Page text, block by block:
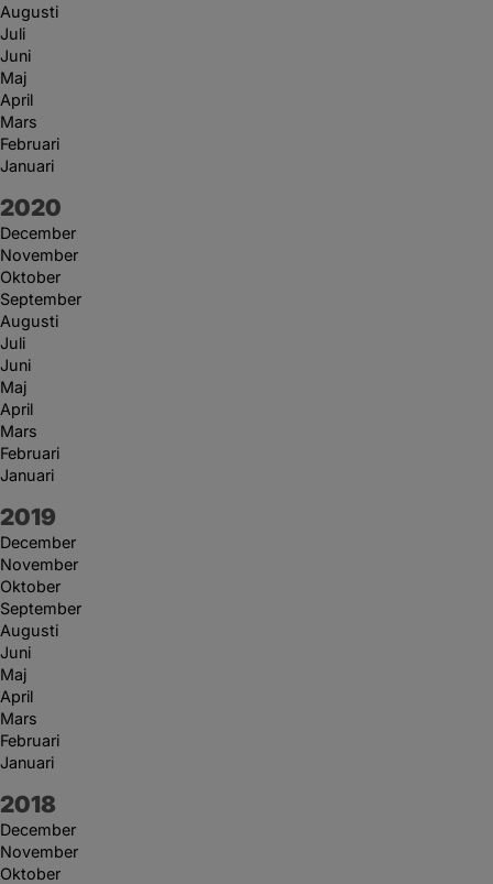
Augusti
Juli
Juni
Maj
April
Mars
Februari
Januari
År:
2020
December
November
Oktober
September
Augusti
Juli
Juni
Maj
April
Mars
Februari
Januari
År:
2019
December
November
Oktober
September
Augusti
Juni
Maj
April
Mars
Februari
Januari
År:
2018
December
November
Oktober